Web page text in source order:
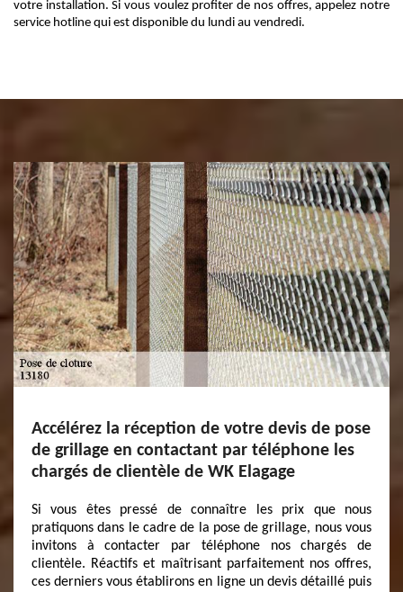
votre installation. Si vous voulez profiter de nos offres, appelez notre
service hotline qui est disponible du lundi au vendredi.
Accélérez la réception de votre devis de pose
de grillage en contactant par téléphone les
chargés de clientèle de WK Elagage
Si vous êtes pressé de connaître les prix que nous
pratiquons dans le cadre de la pose de grillage, nous vous
invitons à contacter par téléphone nos chargés de
clientèle. Réactifs et maîtrisant parfaitement nos offres,
ces derniers vous établirons en ligne un devis détaillé puis